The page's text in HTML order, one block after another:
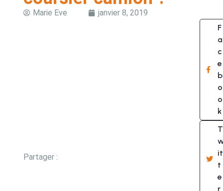
Marie Eve janvier 8, 2019
Partager :
F
a
c
e
b
o
o
k
T
it
t
e
r